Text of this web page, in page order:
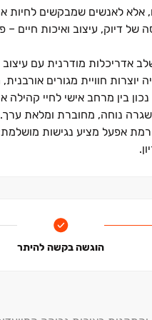
אלא לאנשים שמבקשים לחיות
של דיוק, עיצוב ואיכות חיים
אדריכלות מודרנית עם
חוויית מגורים
בין מרחב אישי לחיי
שגרה נוחה, מחוברת ומלאת ערך.
רמת אפעל מציע נגישות
.
הוגשה בקשה להיתר